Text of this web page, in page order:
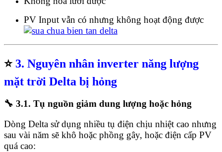
PV Input vẫn có nhưng không hoạt động được
⭐ 3. Nguyên nhân inverter năng lượng
mặt trời Delta bị hỏng
🔧 3.1. Tụ nguồn giảm dung lượng hoặc hỏng
Dòng Delta sử dụng nhiều tụ điện chịu nhiệt cao nhưng
sau vài năm sẽ khô hoặc phồng gây, hoặc điện cấp PV
quá cao: